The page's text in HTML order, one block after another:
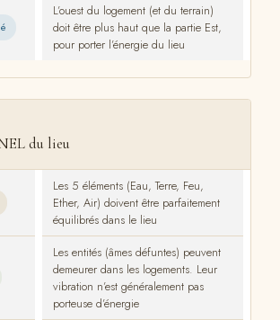
L’ouest du logement (et du terrain)
doit être plus haut que la partie Est,
pour porter l’énergie du lieu
du lieu
Les 5 éléments (Eau, Terre, Feu,
Ether, Air) doivent être parfaitement
équilibrés dans le lieu
Les entités (âmes défuntes) peuvent
demeurer dans les logements. Leur
vibration n’est généralement pas
porteuse d’énergie